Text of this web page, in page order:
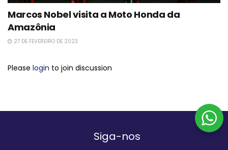
Marcos Nobel visita a Moto Honda da
Amazônia
27 DE FEVEREIRO DE 2023
Please login to join discussion
Siga-nos